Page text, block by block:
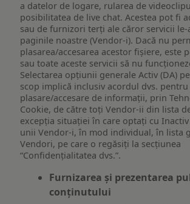
a datelor de logare, rularea de
posibilitatea de live chat. Acestea pot fi
sau de furnizori terți ale căror servicii
paginile noastre (Vendor-i). Dacă nu
plasarea/accesarea acestor fișiere, este
sau toate aceste servicii să nu
Selectarea opțiunii generale Activ (DA)
scop implică inclusiv acordul dvs. pentru
plasare/accesare de informații, prin
Cookie, de către toți Vendor-ii din lista
excepția situației în care optați cu
unii Vendor-i, în mod individual, în lista
Vendori, pe care o regăsiți la secțiunea
“Confidențialitatea dvs.”.
Furnizarea și prezentarea
conținutului